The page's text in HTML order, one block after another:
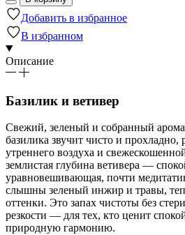
Добавить в избранное
В избранном
Описание
Базилик и ветивер
Свежий, зеленый и собранный
базилика звучит чисто и
утреннего воздуха и
землистая глубина ветивера —
уравновешивающая, почти
слышны зеленый инжир и травы,
оттенки. Это запах чистоты без
резкости — для тех, кто ценит
природную гармонию.